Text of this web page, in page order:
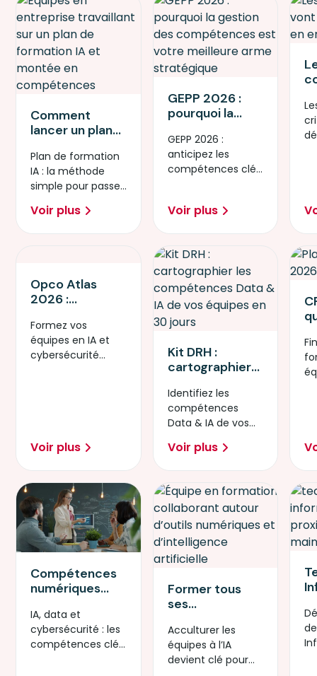
Comment
lancer un plan
en 90 jours : la
méthode étape
par étape
Plan de formation
IA : la méthode
simple pour passer
Voir plus
GEPP 2026 :
pourquoi la
compétences
est votre
meilleure arme
GEPP 2026 :
anticipez les
compétences clés
entreprise.
Voir plus
Opco Atlas
2026 :
transition IA et
Cybersécurité
avec Simplon
Formez vos
équipes en IA et
cybersécurité
Voir plus
Kit DRH :
cartographier
compétences
Data & IA de
vos équipes en
30 jours
Identifiez les
compétences
Data & IA de vos
jours.
Voir plus
Compétences
numériques
2026 : IA, data
ou
cybersécurité ?
IA, data et
cybersécurité : les
compétences clés
Former tous
ses
à l’IA : pourquoi
l’acculturation
devient
Acculturer les
équipes à l’IA
devient clé pour